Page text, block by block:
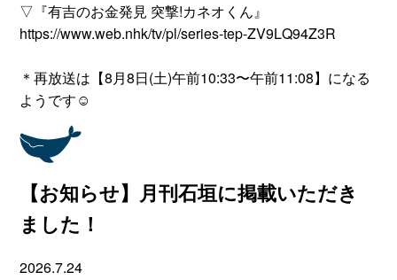
▽『有吉のお金発見 突撃!カネオくん』
https://www.web.nhk/tv/pl/series-tep-ZV9LQ94Z3R
＊再放送は【8月8日(土)午前10:33〜午前11:08】になる
ようです☺
【お知らせ】月刊石垣に掲載いただき
ました！
2026.7.24